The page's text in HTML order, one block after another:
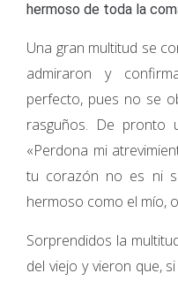
hermoso de toda la
Una gran multitud se
admiraron y
perfecto, pues no se
rasguños. De pronto
«Perdona mi
tu corazón no es ni
hermoso como el mío,
Sorprendidos la
del viejo y vieron que,